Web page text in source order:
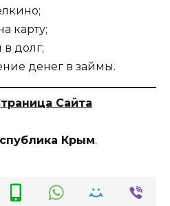
карту;
в долг;
денег в займы.
Сайта
Крым.